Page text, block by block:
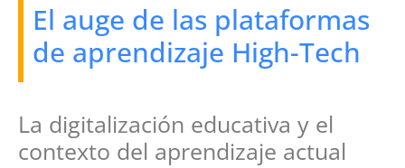
El auge de las plataformas
de aprendizaje High-Tech
La digitalización educativa y el
contexto del aprendizaje actual